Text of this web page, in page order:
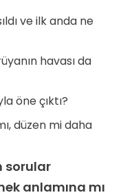
ve ilk anda ne
havası da
öne çıktı?
düzen mi daha
sorular
anlamına mı